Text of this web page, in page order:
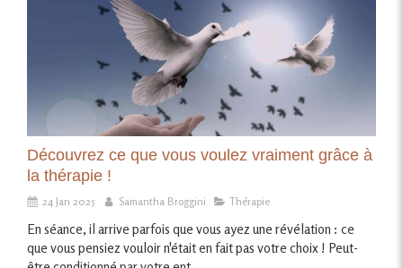
Découvrez ce que vous voulez vraiment grâce à
la thérapie !
24 Jan 2025 Samantha Broggini Thérapie
En séance, il arrive parfois que vous ayez une révélation : ce
que vous pensiez vouloir n'était en fait pas votre choix ! Peut-